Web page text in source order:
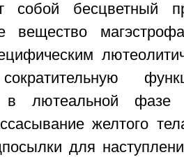
собой бесцветный
вещество
сократительную
в лютеальной фазе
желтого
для